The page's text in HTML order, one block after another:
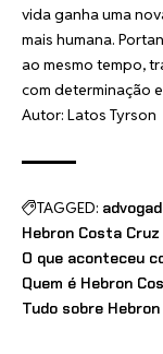
vida ganha uma
mais humana.
ao mesmo tempo,
com determinação
Autor: Latos Tyrson
TAGGED:
Hebron Costa Cruz
O que aconteceu
Quem é Hebron
Tudo sobre